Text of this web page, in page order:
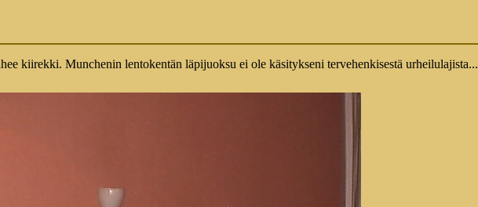
kiirekki. Munchenin lentokentän läpijuoksu ei ole käsitykseni tervehenkisestä urheilulajista...